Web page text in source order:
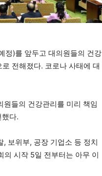
정)를 앞두고 대의원들의 건강
전해졌다. 코로나 사태에 대
들의 건강관리를 미리 책임
다.
보위부, 공장 기업소 등 정치
의 시작 5일 전부터는 아무 이